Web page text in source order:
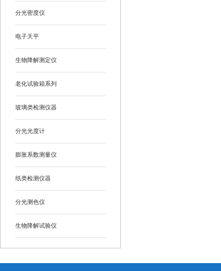
分光密度仪
电子天平
生物降解测定仪
老化试验箱系列
玻璃类检测仪器
分光光度计
膨胀系数测量仪
纸类检测仪器
分光测色仪
生物降解试验仪